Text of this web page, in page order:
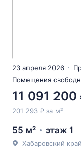
23 апреля 2026
Помещения
11 091 200
201 293 ₽ за м²
55 м² этаж 1
Хабаровский